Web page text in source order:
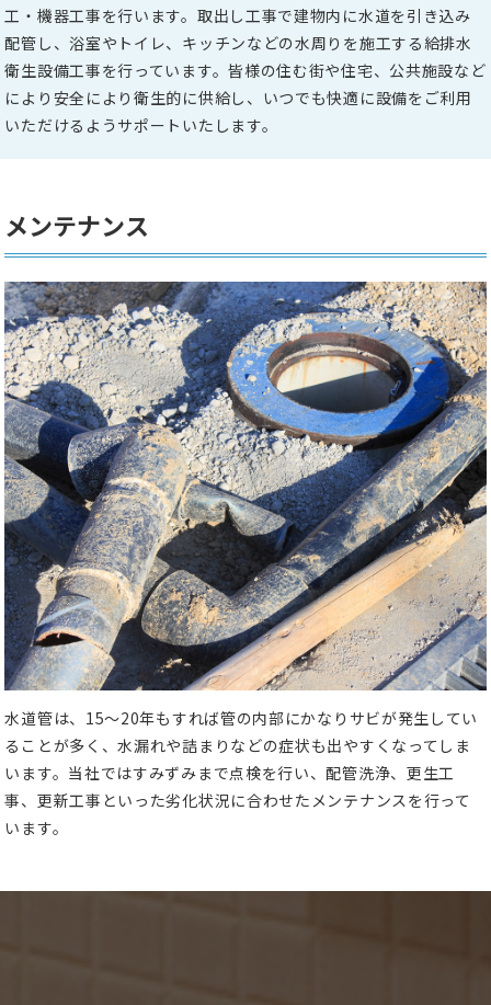
工・機器工事を行います。 取出し工事で建物内に水道を引き込み
配管し、浴室やトイレ、キッチンなどの水周りを施工する給排水
衛生設備工事を行っています。皆様の住む街や住宅、公共施設など
により安全により衛生的に供給し、いつでも快適に設備をご利用
いただけるようサポートいたします。
メンテナンス
水道管は、15～20年もすれば管の内部にかなりサビが発生してい
ることが多く、水漏れや詰まりなどの症状も出やすくなってしま
います。 当社ではすみずみまで点検を行い、配管洗浄、更生工
事、更新工事といった劣化状況に合わせたメンテナンスを行って
います。